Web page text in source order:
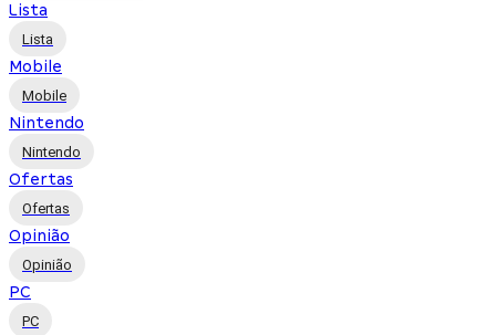
Lista
Lista
Mobile
Mobile
Nintendo
Nintendo
Ofertas
Ofertas
Opinião
Opinião
PC
PC